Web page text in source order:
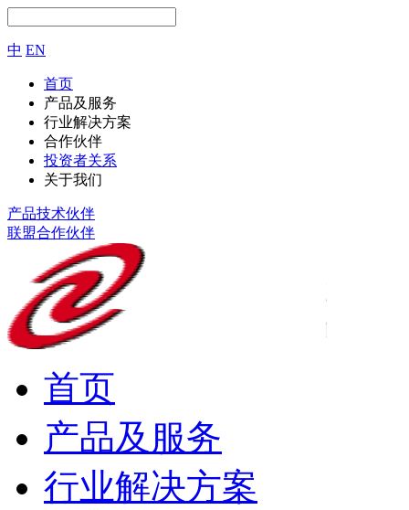
中 EN
首页
产品及服务
行业解决方案
合作伙伴
投资者关系
关于我们
产品技术伙伴
联盟合作伙伴
首页
产品及服务
行业解决方案